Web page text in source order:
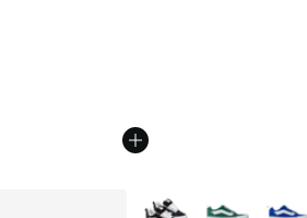
Plus de couleurs